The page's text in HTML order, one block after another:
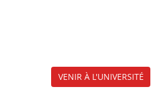
VENIR À L'UNIVERSITÉ